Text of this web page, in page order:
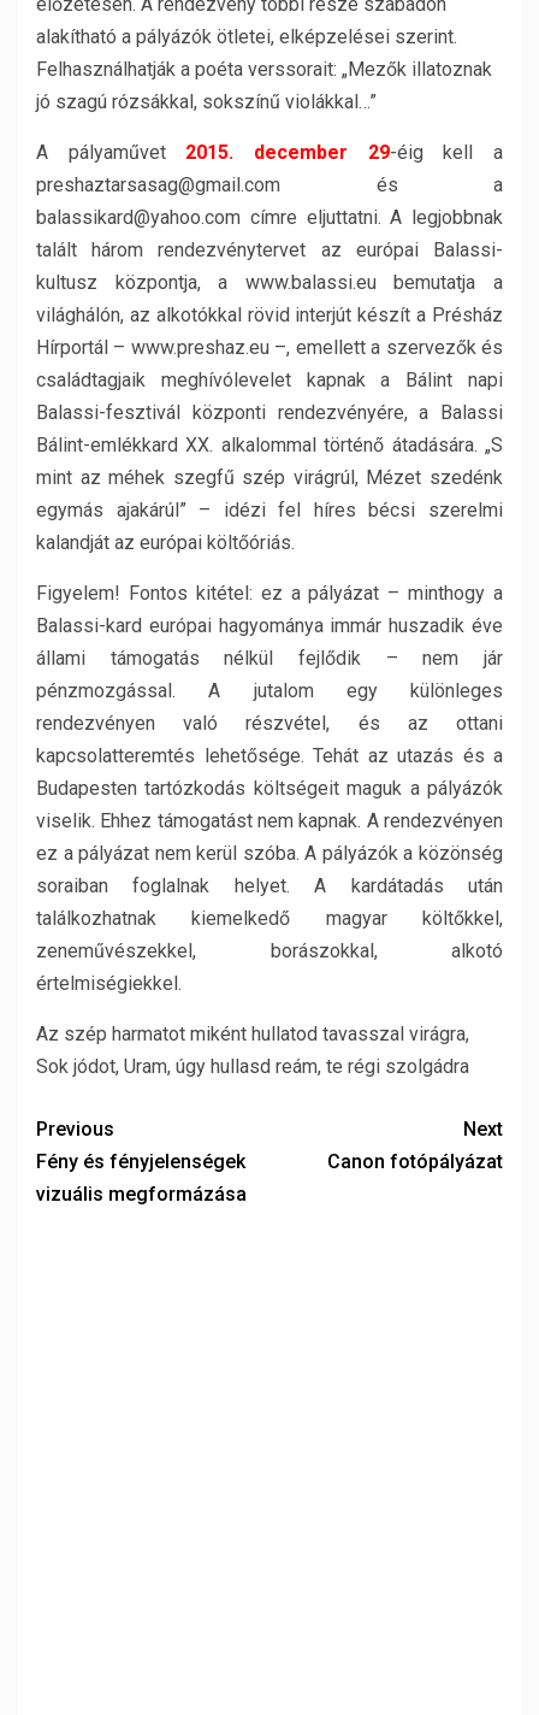
alakítható a pályázók ötletei, elképzelései szerint.
Felhasználhatják a poéta verssorait: „Mezők illatoznak
jó szagú rózsákkal, sokszínű violákkal…”
A pályaművet 2015. december 29-éig kell a
preshaztarsasag@gmail.com és a
balassikard@yahoo.com címre eljuttatni. A legjobbnak
talált három rendezvénytervet az európai Balassi-
kultusz központja, a www.balassi.eu bemutatja a
világhálón, az alkotókkal rövid interjút készít a Présház
Hírportál – www.preshaz.eu –, emellett a szervezők és
családtagjaik meghívólevelet kapnak a Bálint napi
Balassi-fesztivál központi rendezvényére, a Balassi
Bálint-emlékkard XX. alkalommal történő átadására. „S
mint az méhek szegfű szép virágrúl, Mézet szedénk
egymás ajakárúl” – idézi fel híres bécsi szerelmi
kalandját az európai költőóriás.
Figyelem! Fontos kitétel: ez a pályázat – minthogy a
Balassi-kard európai hagyománya immár huszadik éve
állami támogatás nélkül fejlődik – nem jár
pénzmozgással. A jutalom egy különleges
rendezvényen való részvétel, és az ottani
kapcsolatteremtés lehetősége. Tehát az utazás és a
Budapesten tartózkodás költségeit maguk a pályázók
viselik. Ehhez támogatást nem kapnak. A rendezvényen
ez a pályázat nem kerül szóba. A pályázók a közönség
soraiban foglalnak helyet. A kardátadás után
találkozhatnak kiemelkedő magyar költőkkel,
zeneművészekkel, borászokkal, alkotó
értelmiségiekkel.
Az szép harmatot miként hullatod tavasszal virágra,
Sok jódot, Uram, úgy hullasd reám, te régi szolgádra
Previous
Fény és fényjelenségek
vizuális megformázása
Next
Canon fotópályázat